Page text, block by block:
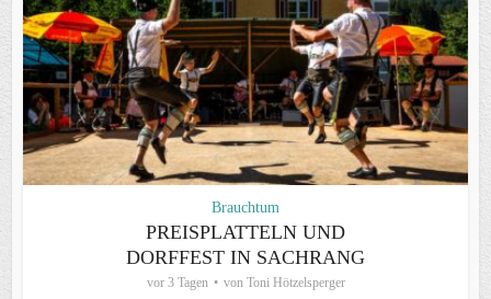
Brauchtum
PREISPLATTELN UND
DORFFEST IN SACHRANG
vor 3 Tagen von Toni Hötzelsperger